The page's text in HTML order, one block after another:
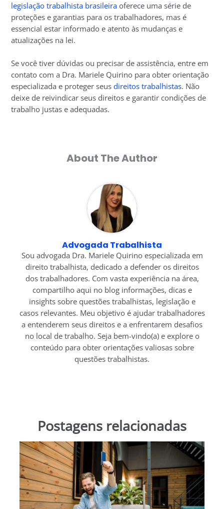
legislação trabalhista brasileira oferece uma série de
proteções e garantias para os trabalhadores, mas é
essencial estar informado e atento às mudanças e
atualizações na lei.
Se você tiver dúvidas ou precisar de assistência, entre em
contato com a Dra. Mariele Quirino para obter orientação
especializada e proteger seusdireitos trabalhistas. Não
deixe de reivindicar seus direitos e garantir condições de
trabalho justas e adequadas.
About The Author
Advogada Trabalhista
Sou advogada Dra. Mariele Quirino especializada em
direito trabalhista, dedicado a defender os direitos
dos trabalhadores. Com vasta experiência na área,
compartilho aqui no blog informações, dicas e
insights sobre questões trabalhistas, legislação e
casos relevantes. Meu objetivo é ajudar trabalhadores
a entenderem seus direitos e a enfrentarem desafios
no local de trabalho. Seja bem-vindo(a) e explore o
conteúdo para obter orientações valiosas sobre
questões trabalhistas.
Postagens relacionadas